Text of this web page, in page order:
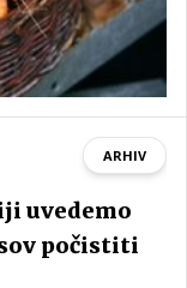
ARHIV
uvedemo
počistiti